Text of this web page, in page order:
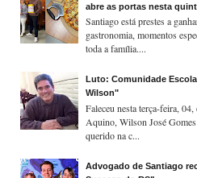
abre as portas nesta
Santiago está prestes a
gastronomia, momentos
toda a família....
Luto: Comunidade
Wilson"
Faleceu nesta terça-feira,
Aquino, Wilson José
querido na c...
Advogado de Santiago